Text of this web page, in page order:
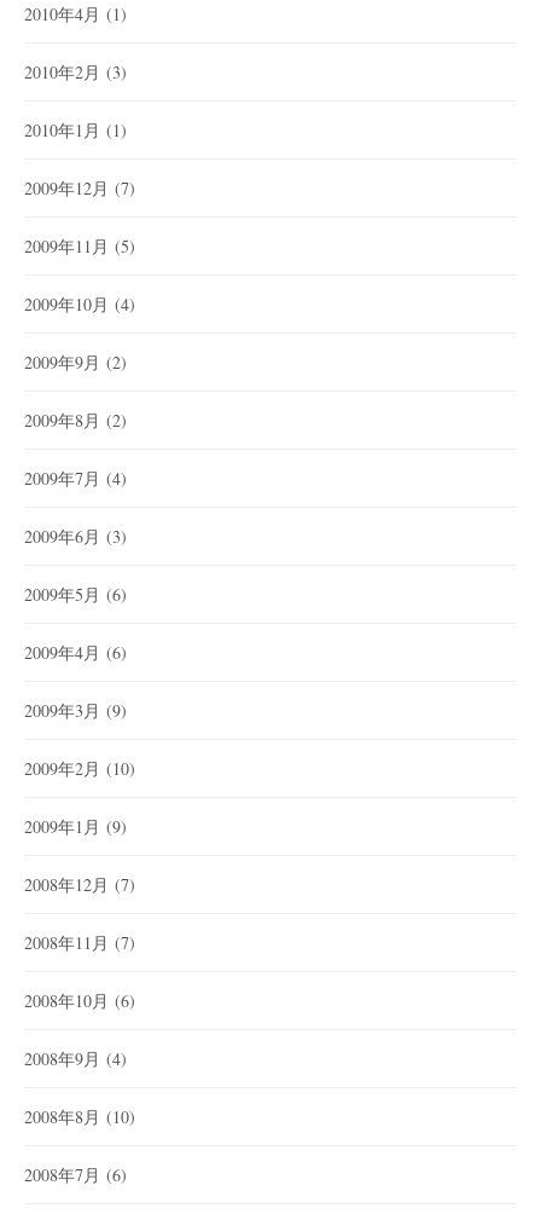
2010年4月 (1)
2010年2月 (3)
2010年1月 (1)
2009年12月 (7)
2009年11月 (5)
2009年10月 (4)
2009年9月 (2)
2009年8月 (2)
2009年7月 (4)
2009年6月 (3)
2009年5月 (6)
2009年4月 (6)
2009年3月 (9)
2009年2月 (10)
2009年1月 (9)
2008年12月 (7)
2008年11月 (7)
2008年10月 (6)
2008年9月 (4)
2008年8月 (10)
2008年7月 (6)